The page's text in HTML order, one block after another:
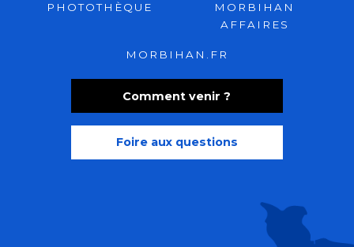
Comment venir ?
Foire aux questions
PHOTOTHÈQUE
MORBIHAN
AFFAIRES
MORBIHAN.FR